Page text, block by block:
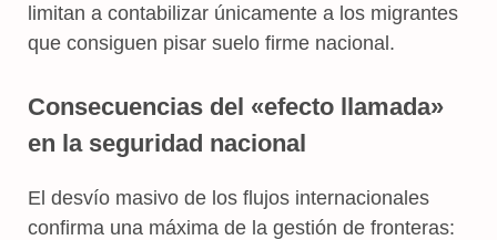
limitan a contabilizar únicamente a los migrantes
que consiguen pisar suelo firme nacional.
Consecuencias del «efecto llamada»
en la seguridad nacional
El desvío masivo de los flujos internacionales
confirma una máxima de la gestión de fronteras: